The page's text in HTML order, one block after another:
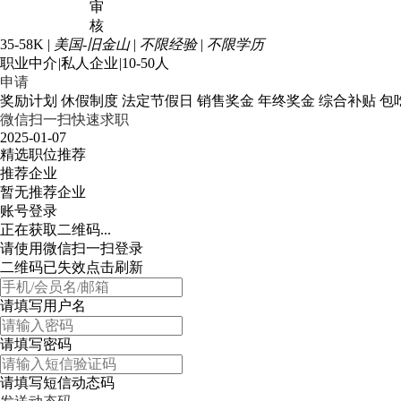
35-58K | 美国-旧金山 | 不限经验 | 不限学历
职业中介|私人企业|10-50人
申请
奖励计划 休假制度 法定节假日 销售奖金 年终奖金 综合补贴 包
微信扫一扫快速求职
2025-01-07
精选职位推荐
推荐企业
暂无推荐企业
账号登录
正在获取二维码...
请使用微信扫一扫登录
二维码已失效点击刷新
请填写用户名
请填写密码
请填写短信动态码